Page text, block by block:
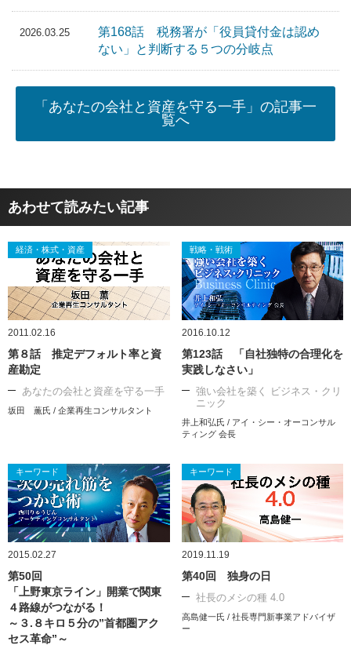
2026.03.25
第168話 税務署が「役員貸付金は認め
ない」と判断する５つの分岐点
「あなたの会社と資産を守る一手」の記事一
覧へ
あわせて読みたい記事
経済・株式・資産
2011.02.16
第８話 推定デフォルト率と資
産勘定
あなたの会社と資産を守る一手
坂田 薫氏 / 企業再生コンサルタント
戦略・戦術
2016.10.12
第123話 「自社独特の合理化を
実践しなさい」
強い会社を築く ビジネス・クリ
ニック
井上和弘氏 / アイ・シー・オーコンサル
ティング 会長
キーワード
2015.02.27
第50回
「上野東京ライン」開業で関東
４路線がつながる！
～３.８キロ５分の”首都圏アク
セス革命”～
キーワード
2019.11.19
第40回 独身の日
社長のメシの種 4.0
高島健一氏 / 社長専門新事業アドバイザ
ー